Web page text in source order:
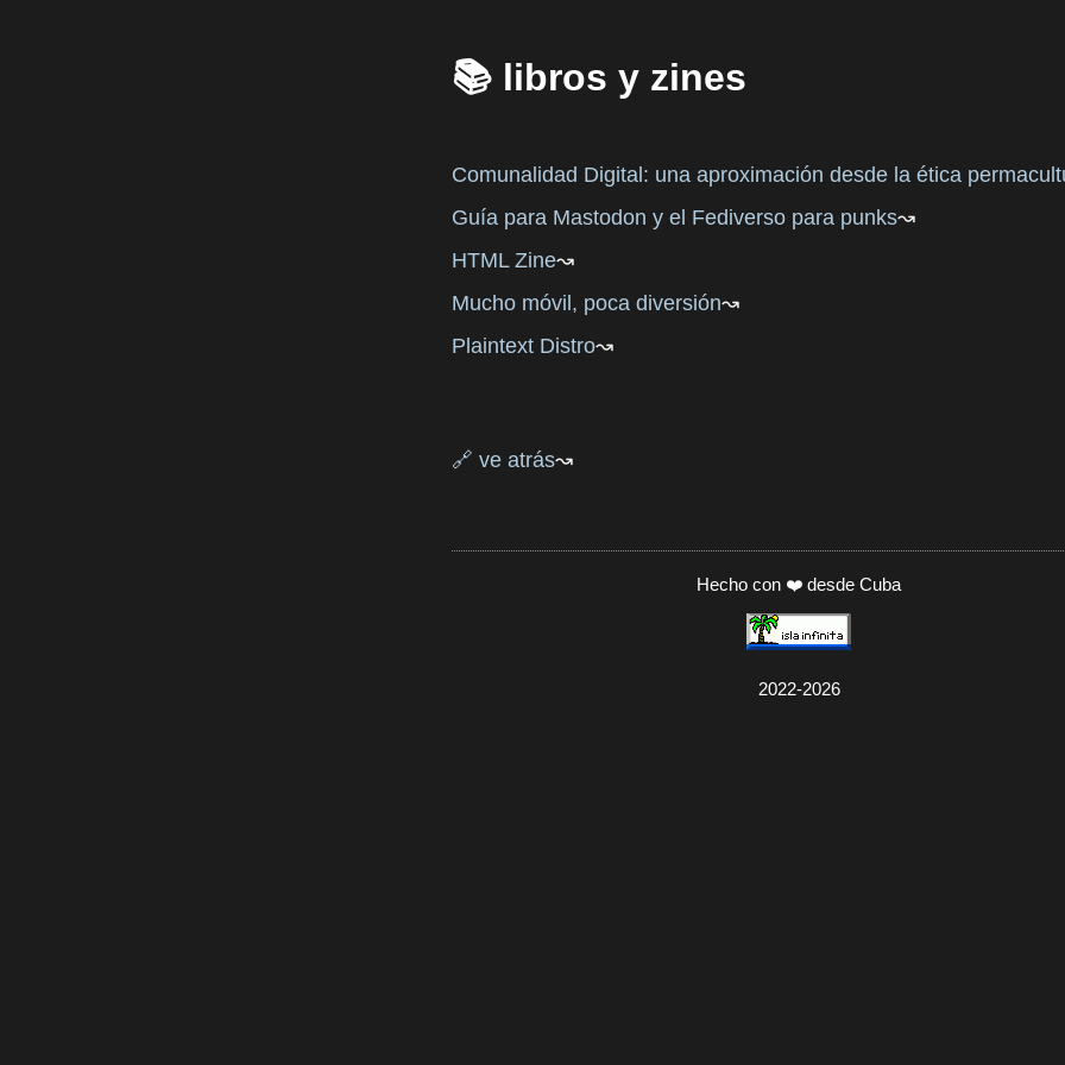
📚 libros y zines
Comunalidad Digital: una aproximación desde la ética
Guía para Mastodon y el Fediverso para punks
HTML Zine
Mucho móvil, poca diversión
Plaintext Distro
🔗 ve atrás
Hecho con ❤️ desde Cuba
2022-2026